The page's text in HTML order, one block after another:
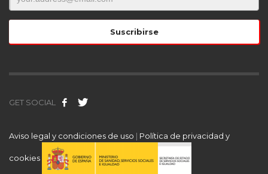
GET SOCIAL
Aviso legal y condiciones de uso | Política de privacidad y
cookies